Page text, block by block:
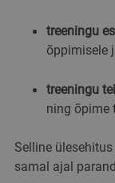
treeningu
õppimisele
treeningu
ning õpime
Selline
samal ajal